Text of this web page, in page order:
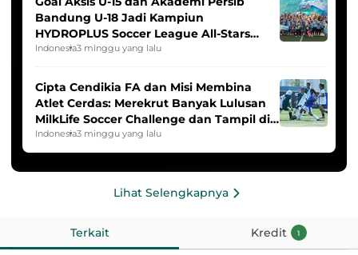
Bandung U-18 Jadi Kampiun
HYDROPLUS Soccer League All-Stars
2025/2026
Indonesia3 minggu yang lalu
Cipta Cendikia FA dan Misi Membina
Atlet Cerdas: Merekrut Banyak Lulusan
MilkLife Soccer Challenge dan Tampil di
HYDROPLUS Soccer League
Indonesia3 minggu yang lalu
Lihat Selengkapnya
Terkait Kredit 1